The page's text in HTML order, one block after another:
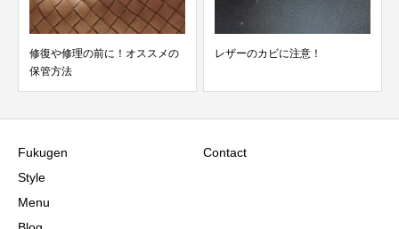
レザーのカビに注意！
CHANEL ラムスキン・キャビア
Fukugen
Style
Menu
Contact